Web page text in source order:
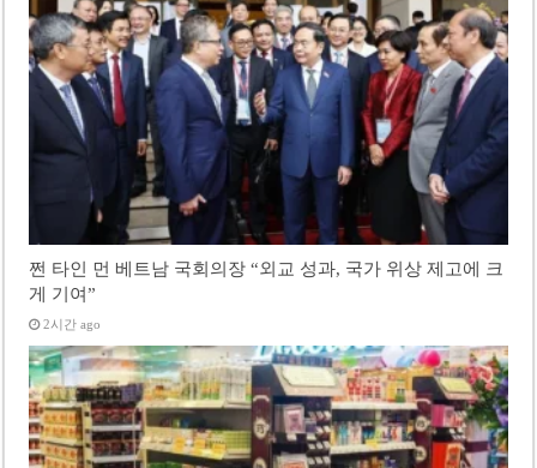
쩐 타인 먼 베트남 국회의장 “외교 성과, 국가 위상 제고에 크
게 기여”
2시간 ago